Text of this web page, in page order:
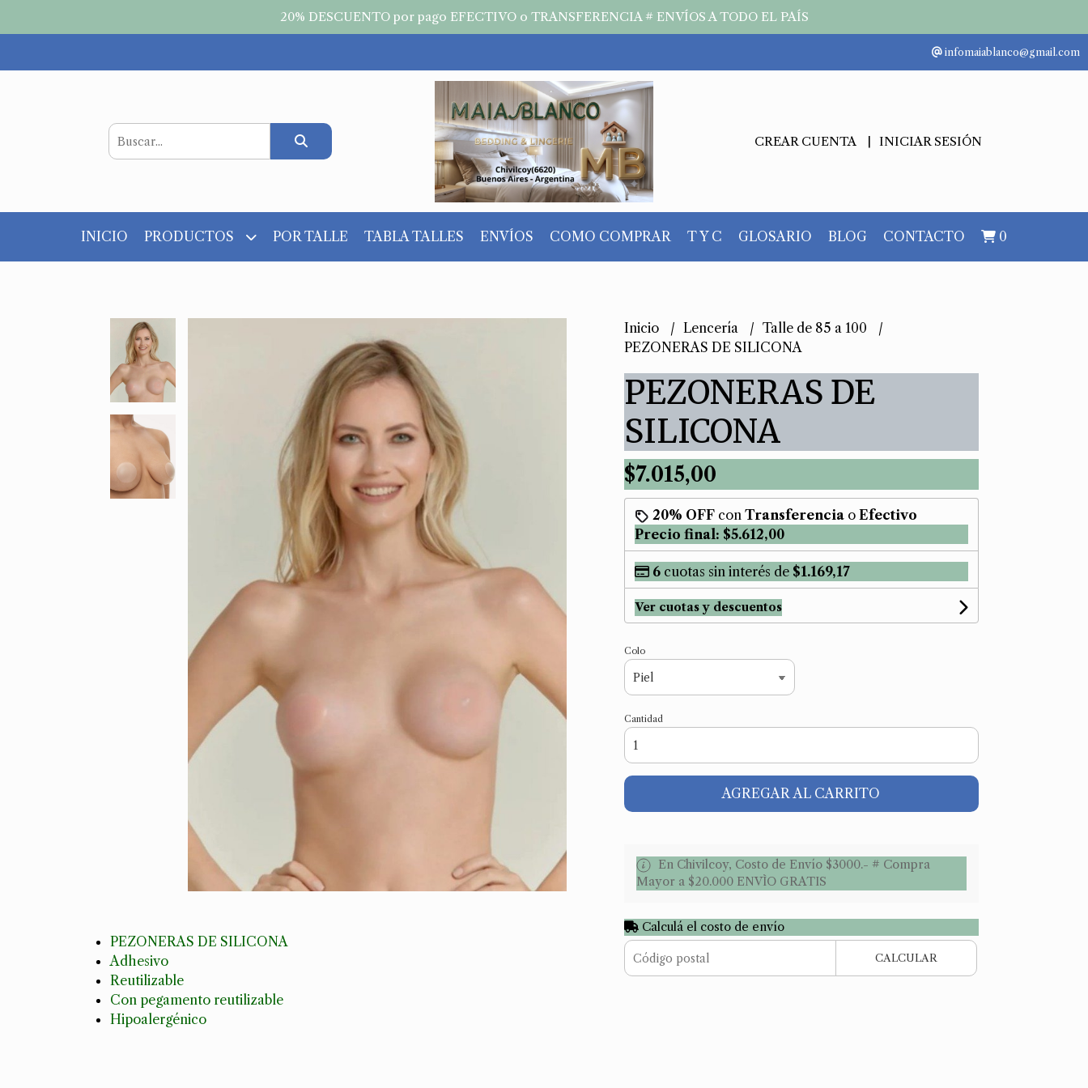
20% DESCUENTO por pago EFECTIVO o TRANSFERENCIA # ENVÍOS A TODO EL PAÍS
infomaiablanco@gmail.com
CREAR CUENTA INICIAR SESIÓN
INICIO PRODUCTOS POR TALLE TABLA TALLES ENVÍOS COMO COMPRAR T Y C GLOSARIO BLOG CONTACTO 0
PEZONERAS DE SILICONA
Adhesivo
Reutilizable
Con pegamento reutilizable
Hipoalergénico
Inicio Lencería
Talle de 85 a 100
PEZONERAS DE SILICONA
PEZONERAS DE
SILICONA
$7.015,00
20% OFFcon Transferenciao Efectivo
Precio final: $5.612,00
6cuotas sin interés de $1.169,17
Ver cuotas y descuentos
Colo
Cantidad
AGREGAR AL CARRITO
En Chivilcoy, Costo de Envío $3000.- # Compra
Mayor a $20.000 ENVÌO GRATIS
Calculá el costo de envío
CALCULAR